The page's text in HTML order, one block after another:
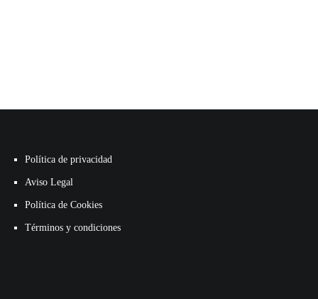
Política de privacidad
Aviso Legal
Política de Cookies
Términos y condiciones